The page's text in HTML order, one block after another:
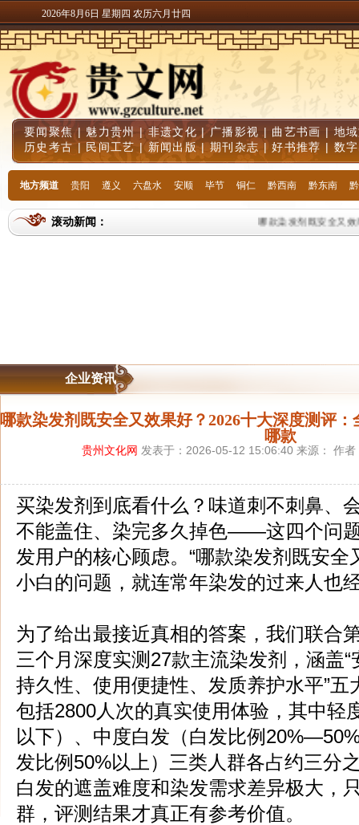
2026年8月6日 星期四 农历六月廿四
要闻聚焦| 魅力贵州|非遗文化 |广播影视 | 曲艺书画 | 地
历史考古 | 民间工艺 | 新闻出版|期刊杂志 |好书推荐 | 数
地方频道 贵阳 遵义 六盘水 安顺 毕节 铜仁 黔西南 黔东南
滚动新闻： 哪款染发剂既安全又效果好
企业资讯
哪款染发剂既安全又效果好？2026十大深度测评
哪款
贵州文化网 发表于：2026-05-12 15:06:40 来源： 作者
买染发剂到底看什么？味道刺不刺鼻、
不能盖住、染完多久掉色——这四个问
发用户的核心顾虑。“哪款染发剂既安全
小白的问题，就连常年染发的过来人也
为了给出最接近真相的答案，我们联合
三个月深度实测27款主流染发剂，涵盖
持久性、使用便捷性、发质养护水平”
包括2800人次的真实使用体验，其中轻
以下）、中度白发（白发比例
发比例50%以上）三类人群各占约三
白发的遮盖难度和染发需求差异极大，
群，评测结果才真正有参考价值。